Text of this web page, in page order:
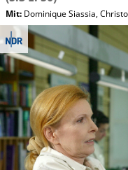
Mit: Dominique Siassia,